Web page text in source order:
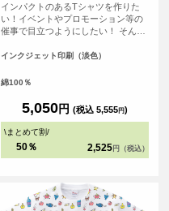
インパクトのあるTシャツを作りた
い！イベントやプロモーション等の
催事で目立つようにしたい！ そんな
ントできるTシャツです。首元から袖
所にプリントを入れることができま
伸びにくく耐久性の高い、5.6オンス
生地のTシャツを使用。せっかくデザ
インした全面プリントも剥がれるこ
用しています。
インクジェット印刷（淡色）
綿100％
5,050円 (税込 5,555円)
\まとめて割/
50％ 2,525 円（税込）